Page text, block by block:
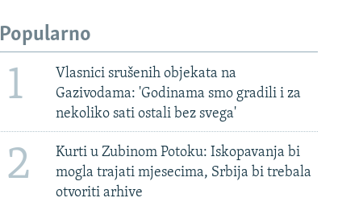
Popularno
1
Vlasnici srušenih objekata na
Gazivodama: 'Godinama smo gradili i za
nekoliko sati ostali bez svega'
2
Kurti u Zubinom Potoku: Iskopavanja bi
mogla trajati mjesecima, Srbija bi trebala
otvoriti arhive